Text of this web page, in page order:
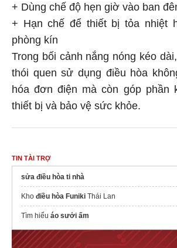
+ Dùng chế độ hẹn giờ vào ban
+ Hạn chế để thiết bị tỏa nhiệt
phòng kín
Trong bối cảnh nắng nóng kéo
thói quen sử dụng điều hòa
hóa đơn điện mà còn góp phần
thiết bị và bảo vệ sức khỏe.
TIN TÀI TRỢ
sửa điều hòa ti nhà
Kho điều hòa Funiki Thái Lan
Tìm hiểu áo sưởi ấm